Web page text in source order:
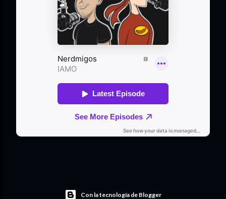
Con la tecnología de Blogger